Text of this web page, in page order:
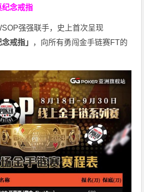
纪念戒指
强强联手，史上首次呈现
戒指」 ，向所有勇闯金手链赛FT的